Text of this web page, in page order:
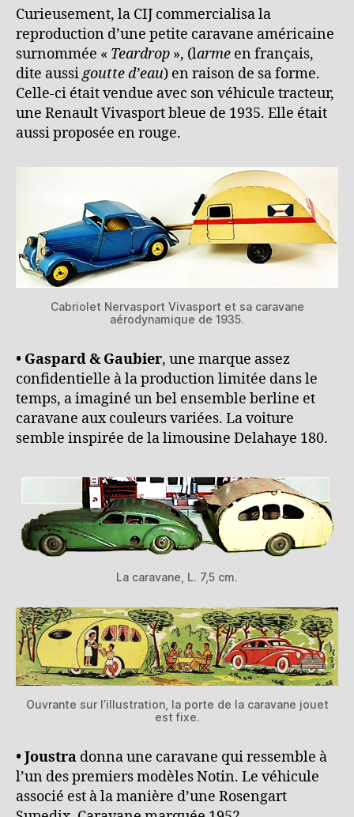
Curieusement, la CIJ commercialisa la
reproduction d’une petite caravane américaine
surnommée « Teardrop », (larme en français,
dite aussigoutte d’eau) en raison de sa forme.
Celle-ci était vendue avec son véhicule tracteur,
une Renault Vivasport bleue de 1935. Elle était
aussi proposée en rouge.
Cabriolet Nervasport Vivasport et sa caravane
aérodynamique de 1935.
• Gaspard & Gaubier, une marque assez
confidentielle à la production limitée dans le
temps, a imaginé un bel ensemble berline et
caravane aux couleurs variées. La voiture
semble inspirée de la limousine Delahaye 180.
La caravane, L. 7,5 cm.
Ouvrante sur l’illustration, la porte de la caravane jouet
est fixe.
• Joustra donna une caravane qui ressemble à
l’un des premiers modèles Notin. Le véhicule
associé est à la manière d’une Rosengart